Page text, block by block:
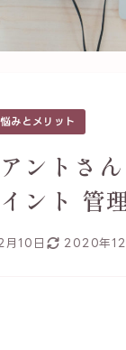
みとメリット
ントさ
ント 管
10日 2020年12